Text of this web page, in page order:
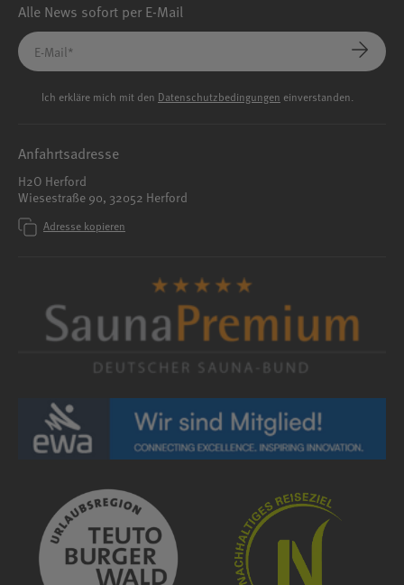
Alle News sofort per E-Mail
Ich erkläre mich mit den Datenschutzbedingungen einverstanden.
Anfahrtsadresse
H2O Herford
Wiesestraße 90, 32052 Herford
Adresse kopieren